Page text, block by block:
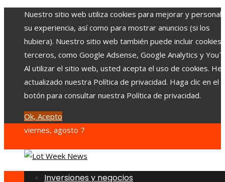
Nuestro sitio web utiliza cookies para mejorar y
su experiencia, así como para mostrar anuncios (si los
hubiera). Nuestro sitio web también puede incluir cookies
terceros, como Google Adsense, Google Analytics y
Al utilizar el sitio web, usted acepta el uso de cookies.
actualizado nuestra Política de privacidad. Haga clic en el
botón para consultar nuestra Política de privacidad.
Ok, Acepto
viernes, agosto 7
Inversiones y negocios